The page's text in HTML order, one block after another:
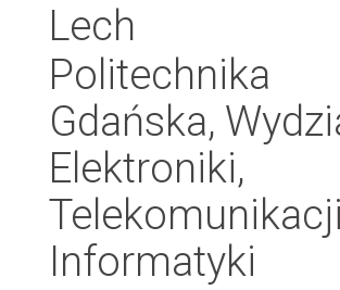
Lech
Politechnika
Gdańska,
Elektroniki,
Informatyki